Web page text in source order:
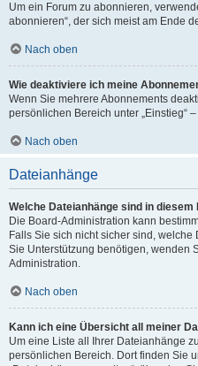
Um ein Forum zu abonnieren,
abonnieren“, der sich meist am Ende
Nach oben
Wie deaktiviere ich meine
Wenn Sie mehrere Abonnements
persönlichen Bereich unter „Einstieg“
Nach oben
Dateianhänge
Welche Dateianhänge sind in diesem
Die Board-Administration kann
Falls Sie sich nicht sicher sind,
Sie Unterstützung benötigen, wenden
Administration.
Nach oben
Kann ich eine Übersicht all meiner
Um eine Liste all Ihrer Dateianhänge
persönlichen Bereich. Dort finden Sie